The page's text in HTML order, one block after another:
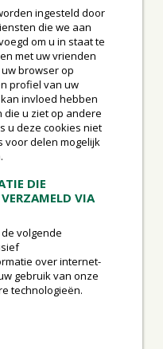
ingesteld door
die we aan
om u in staat te
met uw vrienden
browser op
profiel van uw
invloed hebben
die u ziet op andere
u deze cookies niet
voor delen mogelijk
DIE
VIA
volgende
over internet-
gebruik van onze
technologieën.